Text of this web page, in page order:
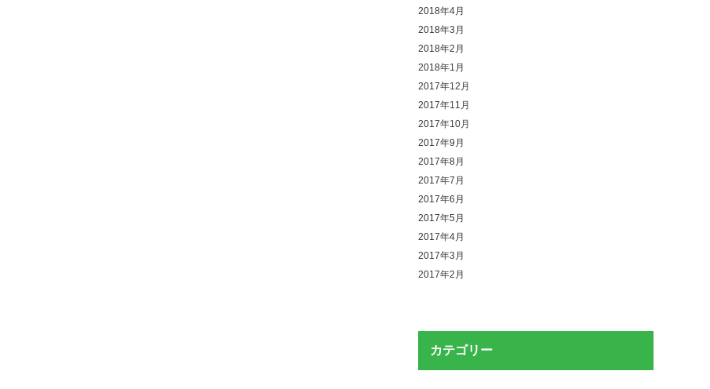
2018年4月
2018年3月
2018年2月
2018年1月
2017年12月
2017年11月
2017年10月
2017年9月
2017年8月
2017年7月
2017年6月
2017年5月
2017年4月
2017年3月
2017年2月
カテゴリー